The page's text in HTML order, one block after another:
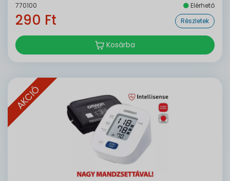
770100 Elérhető
290 Ft Részletek
Kosárba
AKCIÓ